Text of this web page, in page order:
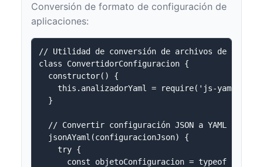
Conversión de formato de configuración de
aplicaciones:
// Utilidad de conversión de archivos de
class ConvertidorConfiguracion {
  constructor() {
    this.analizadorYaml = require('js-yaml');
  }
  // Convertir configuración JSON a YAML
  jsonAYaml(configuracionJson) {
    try {
const objetoConfiguracion = typeof